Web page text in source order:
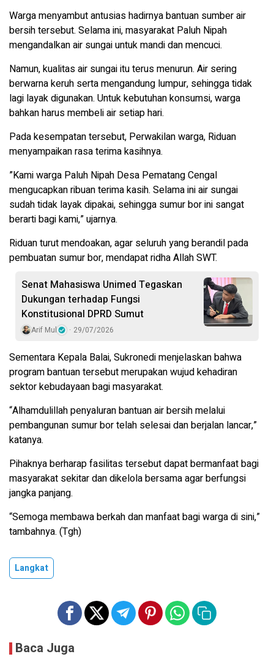
‎Warga menyambut antusias hadirnya bantuan sumber air
bersih tersebut. Selama ini, masyarakat Paluh Nipah
mengandalkan air sungai untuk mandi dan mencuci.
‎Namun, kualitas air sungai itu terus menurun. Air sering
berwarna keruh serta mengandung lumpur, sehingga tidak
lagi layak digunakan. Untuk kebutuhan konsumsi, warga
bahkan harus membeli air setiap hari.
‎Pada kesempatan tersebut, Perwakilan warga, Riduan
menyampaikan rasa terima kasihnya.
‎”Kami warga Paluh Nipah Desa Pematang Cengal
mengucapkan ribuan terima kasih. Selama ini air sungai
sudah tidak layak dipakai, sehingga sumur bor ini sangat
berarti bagi kami,” ujarnya.
‎Riduan turut mendoakan, agar seluruh yang berandil pada
pembuatan sumur bor, mendapat ridha Allah SWT.
Senat Mahasiswa Unimed Tegaskan
Dukungan terhadap Fungsi
Konstitusional DPRD Sumut
Arif Mul 29/07/2026
‎Sementara Kepala Balai, Sukronedi menjelaskan bahwa
program bantuan tersebut merupakan wujud kehadiran
sektor kebudayaan bagi masyarakat.
‎“Alhamdulillah penyaluran bantuan air bersih melalui
pembangunan sumur bor telah selesai dan berjalan lancar,”
katanya.
‎Pihaknya berharap fasilitas tersebut dapat bermanfaat bagi
masyarakat sekitar dan dikelola bersama agar berfungsi
jangka panjang.
‎“Semoga membawa berkah dan manfaat bagi warga di sini,”
tambahnya. (Tgh)
Langkat
Baca Juga